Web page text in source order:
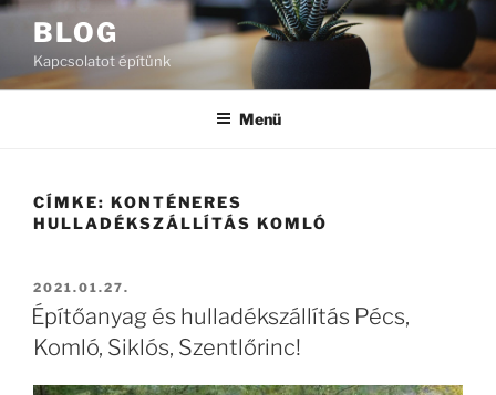
Tartalomhoz
BLOG
Kapcsolatot építünk
Menü
CÍMKE: KONTÉNERES
HULLADÉKSZÁLLÍTÁS KOMLÓ
BEKÜLDVE:
2021.01.27.
Építőanyag és hulladékszállítás Pécs,
Komló, Siklós, Szentlőrinc!